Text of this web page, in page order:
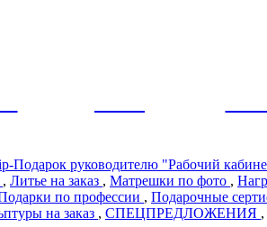
Подарок руководителю "Рабочий
, Литье на заказ , Матрешки по фото ,
по профеcсии , Подарочные
на заказ , СПЕЦПРЕДЛОЖЕНИЯ ,